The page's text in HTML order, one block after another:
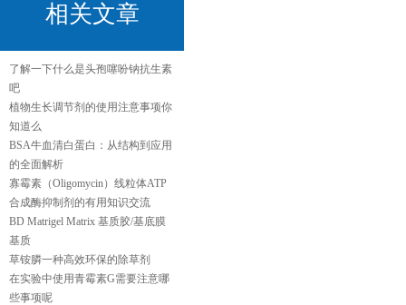
相关文章
了解一下什么是头孢噻吩钠抗生素
吧
植物生长调节剂的使用注意事项你
知道么
BSA牛血清白蛋白：从结构到应用
的全面解析
寡霉素（Oligomycin）线粒体ATP
合成酶抑制剂的有用知识交流
BD Matrigel Matrix 基质胶/基底膜
基质
草铵膦一种高效环保的除草剂
在实验中使用青霉素G需要注意哪
些事项呢